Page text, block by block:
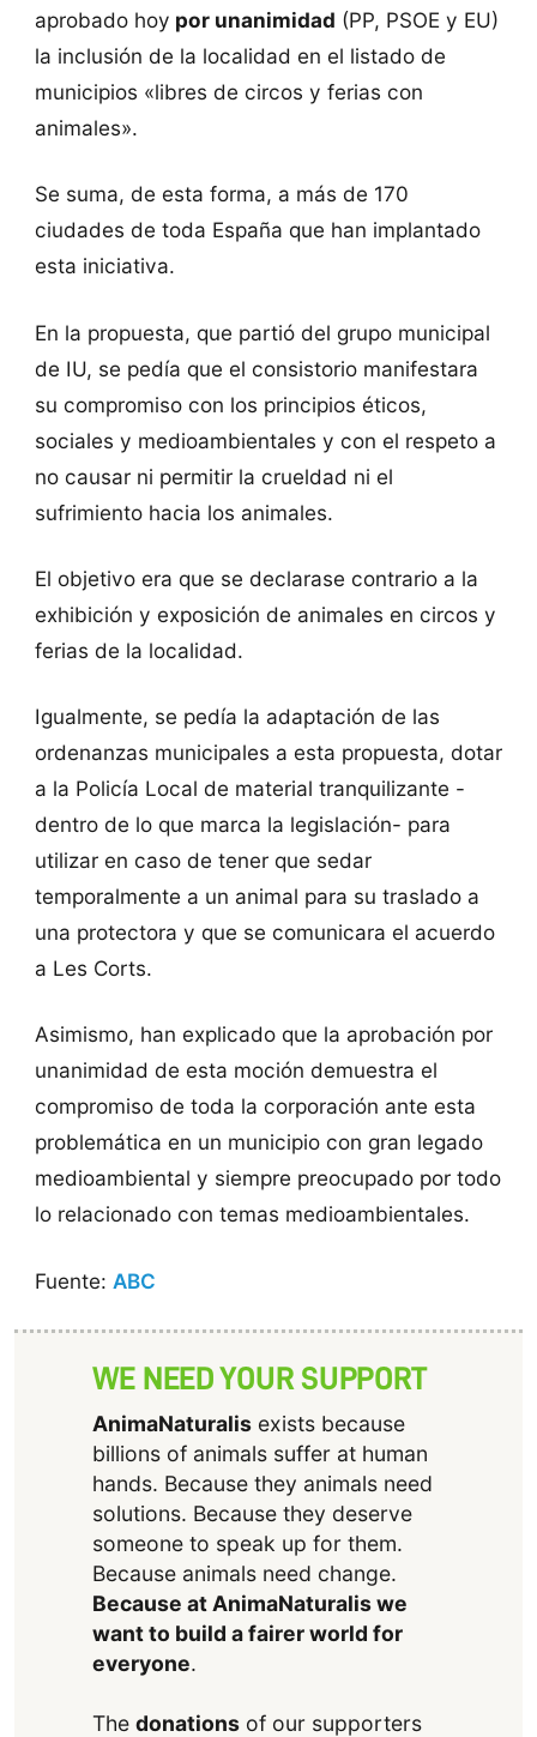
aprobado hoy por unanimidad (PP, PSOE y EU)
la inclusión de la localidad en el listado de
municipios «libres de circos y ferias con
animales».
Se suma, de esta forma, a más de 170
ciudades de toda España que han implantado
esta iniciativa.
En la propuesta, que partió del grupo municipal
de IU, se pedía que el consistorio manifestara
su compromiso con los principios éticos,
sociales y medioambientales y con el respeto a
no causar ni permitir la crueldad ni el
sufrimiento hacia los animales.
El objetivo era que se declarase contrario a la
exhibición y exposición de animales en circos y
ferias de la localidad.
Igualmente, se pedía la adaptación de las
ordenanzas municipales a esta propuesta, dotar
a la Policía Local de material tranquilizante -
dentro de lo que marca la legislación- para
utilizar en caso de tener que sedar
temporalmente a un animal para su traslado a
una protectora y que se comunicara el acuerdo
a Les Corts.
Asimismo, han explicado que la aprobación por
unanimidad de esta moción demuestra el
compromiso de toda la corporación ante esta
problemática en un municipio con gran legado
medioambiental y siempre preocupado por todo
lo relacionado con temas medioambientales.
Fuente: ABC
WE NEED YOUR SUPPORT
AnimaNaturalisexists because
billions of animals suffer at human
hands. Because they animals need
solutions. Because they deserve
someone to speak up for them.
Because animals need change.
Because at AnimaNaturalis we
want to build a fairer world for
everyone.
The donationsof our supporters